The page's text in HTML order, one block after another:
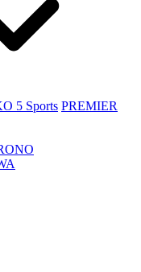
5 Sports PREMIER